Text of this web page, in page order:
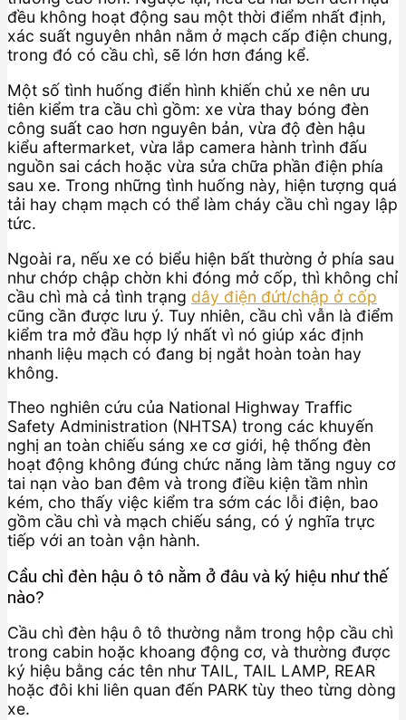
đều không hoạt động sau một thời điểm nhất định,
xác suất nguyên nhân nằm ở mạch cấp điện chung,
trong đó có cầu chì, sẽ lớn hơn đáng kể.
Một số tình huống điển hình khiến chủ xe nên ưu
tiên kiểm tra cầu chì gồm: xe vừa thay bóng đèn
công suất cao hơn nguyên bản, vừa độ đèn hậu
kiểu aftermarket, vừa lắp camera hành trình đấu
nguồn sai cách hoặc vừa sửa chữa phần điện phía
sau xe. Trong những tình huống này, hiện tượng quá
tải hay chạm mạch có thể làm cháy cầu chì ngay lập
tức.
Ngoài ra, nếu xe có biểu hiện bất thường ở phía sau
như chớp chập chờn khi đóng mở cốp, thì không chỉ
cầu chì mà cả tình trạng dây điện đứt/chập ở cốp
cũng cần được lưu ý. Tuy nhiên, cầu chì vẫn là điểm
kiểm tra mở đầu hợp lý nhất vì nó giúp xác định
nhanh liệu mạch có đang bị ngắt hoàn toàn hay
không.
Theo nghiên cứu của National Highway Traffic
Safety Administration (NHTSA) trong các khuyến
nghị an toàn chiếu sáng xe cơ giới, hệ thống đèn
hoạt động không đúng chức năng làm tăng nguy cơ
tai nạn vào ban đêm và trong điều kiện tầm nhìn
kém, cho thấy việc kiểm tra sớm các lỗi điện, bao
gồm cầu chì và mạch chiếu sáng, có ý nghĩa trực
tiếp với an toàn vận hành.
Cầu chì đèn hậu ô tô nằm ở đâu và ký hiệu như thế
nào?
Cầu chì đèn hậu ô tô thường nằm trong hộp cầu chì
trong cabin hoặc khoang động cơ, và thường được
ký hiệu bằng các tên như TAIL, TAIL LAMP, REAR
hoặc đôi khi liên quan đến PARK tùy theo từng dòng
xe.